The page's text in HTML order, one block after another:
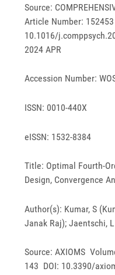
Source:
Article Number:
10.1016/
2024 APR
Accession Number:
ISSN: 0010-440X
eISSN: 1532-8384
Title: Optimal Fourth-
Design, Convergence
Author(s): Kumar, S
Janak Raj); Jaentschi,
Source: AXIOMS
143 DOI: 10.3390/